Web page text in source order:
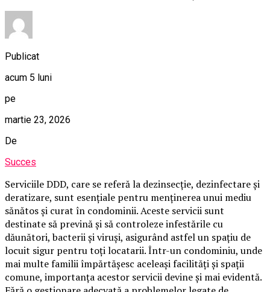
Publicat
acum 5 luni
pe
martie 23, 2026
De
Succes
Serviciile DDD, care se referă la dezinsecție, dezinfectare și
deratizare, sunt esențiale pentru menținerea unui mediu
sănătos și curat în condominii. Aceste servicii sunt
destinate să prevină și să controleze infestările cu
dăunători, bacterii și viruși, asigurând astfel un spațiu de
locuit sigur pentru toți locatarii. Într-un condominiu, unde
mai multe familii împărtășesc aceleași facilități și spații
comune, importanța acestor servicii devine și mai evidentă.